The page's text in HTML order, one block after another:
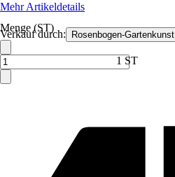
Verkauf durch: Rosenbogen-Gartenkunst
Mehr Artikeldetails
Menge (ST)
1 ST